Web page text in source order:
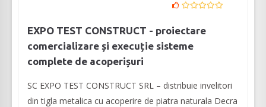
EXPO TEST CONSTRUCT - proiectare
comercializare și execuție sisteme
complete de acoperișuri
SC EXPO TEST CONSTRUCT SRL – distribuie invelitori
din tigla metalica cu acoperire de piatra naturala Decra